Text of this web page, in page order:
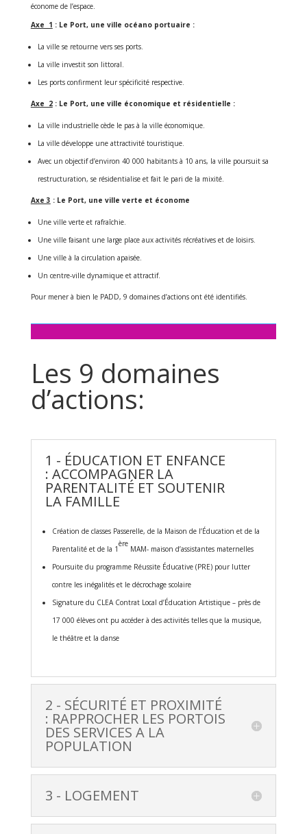
économe de l’espace.
Axe 1 : Le Port, une ville océano portuaire :
La ville se retourne vers ses ports.
La ville investit son littoral.
Les ports confirment leur spécificité respective.
Axe 2: Le Port, une ville économique et résidentielle :
La ville industrielle cède le pas à la ville économique.
La ville développe une attractivité touristique.
Avec un objectif d’environ 40 000 habitants à 10 ans, la ville poursuit sa
restructuration, se résidentialise et fait le pari de la mixité.
Axe 3 : Le Port, une ville verte et économe
Une ville verte et rafraîchie.
Une ville faisant une large place aux activités récréatives et de loisirs.
Une ville à la circulation apaisée.
Un centre-ville dynamique et attractif.
Pour mener à bien le PADD, 9 domaines d’actions ont été identifiés.
Les 9 domaines
d’actions:
1 - ÉDUCATION ET ENFANCE
: ACCOMPAGNER LA
PARENTALITÉ ET SOUTENIR
LA FAMILLE
Création de classes Passerelle, de la Maison de l’Éducation et de la
Parentalité et de la 1
ère
MAM- maison d’assistantes maternelles
Poursuite du programme Réussite Éducative (PRE) pour lutter
contre les inégalités et le décrochage scolaire
Signature du CLEA Contrat Local d’Éducation Artistique – près de
17 000 élèves ont pu accéder à des activités telles que la musique,
le théâtre et la danse
2 - SÉCURITÉ ET PROXIMITÉ
: RAPPROCHER LES PORTOIS
DES SERVICES A LA
POPULATION
3 - LOGEMENT